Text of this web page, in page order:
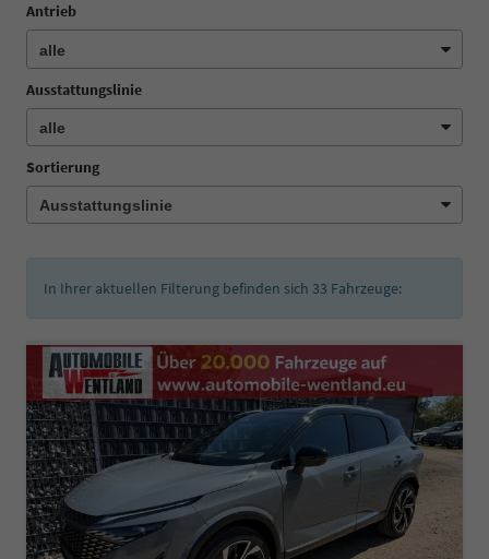
Antrieb
Ausstattungslinie
Sortierung
In Ihrer aktuellen Filterung befinden sich 33 Fahrzeuge: